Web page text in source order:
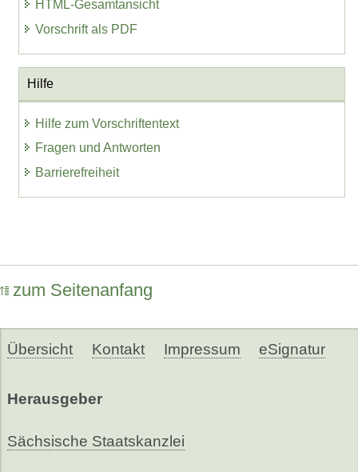
HTML-Gesamtansicht
Vorschrift als PDF
Hilfe
Hilfe zum Vorschriftentext
Fragen und Antworten
Barrierefreiheit
zum Seitenanfang
Übersicht Kontakt Impressum eSignatur
Herausgeber
Sächsische Staatskanzlei